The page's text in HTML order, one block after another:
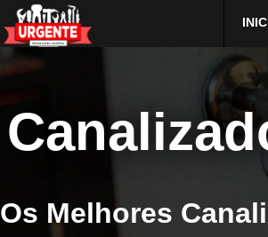
Os Melhores